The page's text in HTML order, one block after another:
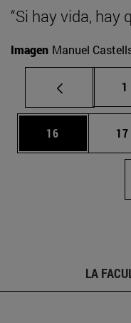
“Si hay vida, hay
Imagen Manuel
1
Página
16 17
LA